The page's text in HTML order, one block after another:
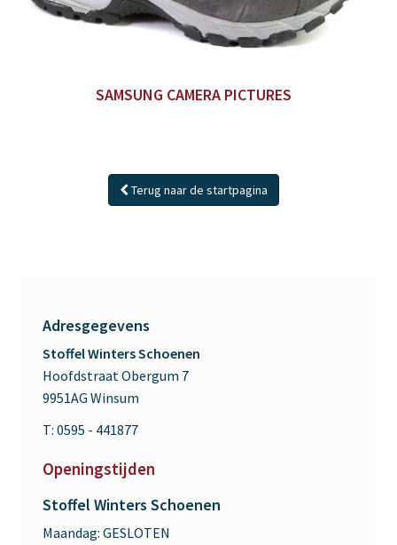
SAMSUNG CAMERA PICTURES
Terug naar de startpagina
Adresgegevens
Stoffel Winters Schoenen
Hoofdstraat Obergum 7
9951AG Winsum
T: 0595 - 441877
Openingstijden
Stoffel Winters Schoenen
Maandag: GESLOTEN